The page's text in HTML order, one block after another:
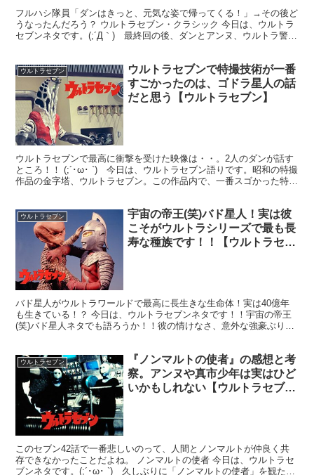
フルハシ隊員「ダンはきっと、元気な姿で帰ってくる！」→その後ど
うなったんだろう？ ウルトラセブン・クラシック 今日は、ウルトラ
セブンネタです。(;´Д｀) 最終回の後、ダンとアンヌ、ウルトラ警備
ウルトラセブン
ウルトラセブンで特撮技術が一番
すごかったのは、ゴドラ星人の話
だと思う【ウルトラセブン】
ウルトラセブンで最高に衝撃を受けた映像は・・。2人のダンが話す
ところ！！ (;´･ω･ `) 今日は、ウルトラセブン語りです。昭和の特撮
作品の金字塔、ウルトラセブン。この作品内で、一番スゴかった特撮
ウルトラセブン
宇宙の帝王(笑)バド星人！実は彼
こそがウルトラシリーズで最も長
寿な種族です！！【ウルトラセブ
バド星人がウルトラワールドで最高に長生きな生命体！実は40億年
も生きている！？ 今日は、ウルトラセブンネタです！！宇宙の帝王
(笑)バド星人ネタでも語ろうか！！彼の情けなさ、意外な強豪ぶり、
ウルトラセブン
『ノンマルトの使者』の感想と考
察。アンヌや真市少年は実はひど
いかもしれない【ウルトラセブ
このセブン42話で一番悲しいのって、人間とノンマルトが仲良く共
存できなかったことだよね。 ノンマルトの使者 今日は、ウルトラセ
ブンネタです。(;´･ω･ `) 久しぶりに「ノンマルトの使者」を観た感